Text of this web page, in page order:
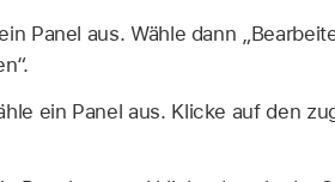
Panel aus. Wähle dann
ein Panel aus. Klicke auf den